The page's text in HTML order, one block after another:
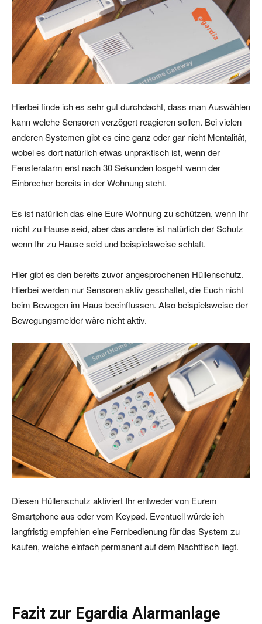
Hierbei finde ich es sehr gut durchdacht, dass man Auswählen
kann welche Sensoren verzögert reagieren sollen. Bei vielen
anderen Systemen gibt es eine ganz oder gar nicht Mentalität,
wobei es dort natürlich etwas unpraktisch ist, wenn der
Fensteralarm erst nach 30 Sekunden losgeht wenn der
Einbrecher bereits in der Wohnung steht.
Es ist natürlich das eine Eure Wohnung zu schützen, wenn Ihr
nicht zu Hause seid, aber das andere ist natürlich der Schutz
wenn Ihr zu Hause seid und beispielsweise schlaft.
Hier gibt es den bereits zuvor angesprochenen Hüllenschutz.
Hierbei werden nur Sensoren aktiv geschaltet, die Euch nicht
beim Bewegen im Haus beeinflussen. Also beispielsweise der
Bewegungsmelder wäre nicht aktiv.
Diesen Hüllenschutz aktiviert Ihr entweder von Eurem
Smartphone aus oder vom Keypad. Eventuell würde ich
langfristig empfehlen eine Fernbedienung für das System zu
kaufen, welche einfach permanent auf dem Nachttisch liegt.
Fazit zur Egardia Alarmanlage